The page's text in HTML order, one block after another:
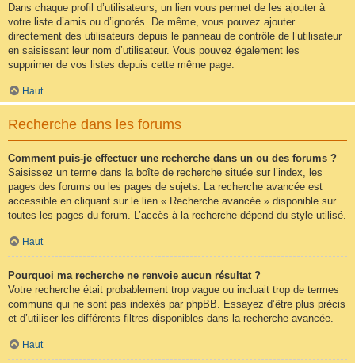
Dans chaque profil d’utilisateurs, un lien vous permet de les ajouter à
votre liste d’amis ou d’ignorés. De même, vous pouvez ajouter
directement des utilisateurs depuis le panneau de contrôle de l’utilisateur
en saisissant leur nom d’utilisateur. Vous pouvez également les
supprimer de vos listes depuis cette même page.
Haut
Recherche dans les forums
Comment puis-je effectuer une recherche dans un ou des forums ?
Saisissez un terme dans la boîte de recherche située sur l’index, les
pages des forums ou les pages de sujets. La recherche avancée est
accessible en cliquant sur le lien « Recherche avancée » disponible sur
toutes les pages du forum. L’accès à la recherche dépend du style utilisé.
Haut
Pourquoi ma recherche ne renvoie aucun résultat ?
Votre recherche était probablement trop vague ou incluait trop de termes
communs qui ne sont pas indexés par phpBB. Essayez d’être plus précis
et d’utiliser les différents filtres disponibles dans la recherche avancée.
Haut